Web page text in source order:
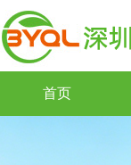
首页